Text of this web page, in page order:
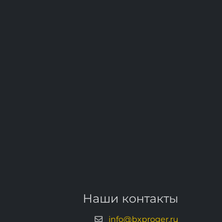
Наши контакты
info@bxproger.ru